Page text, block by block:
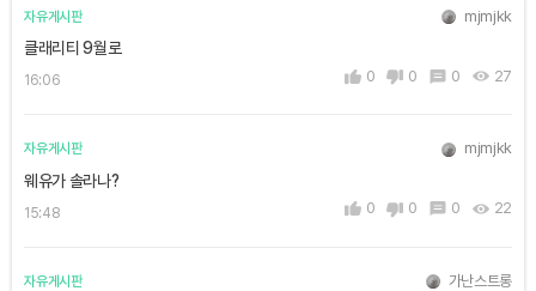
자유게시판 mjmjkk
클래리티 9월로
16:06 0 0 0 27
자유게시판 mjmjkk
웨유가 솔라나?
15:48 0 0 0 22
자유게시판 가난스트롱